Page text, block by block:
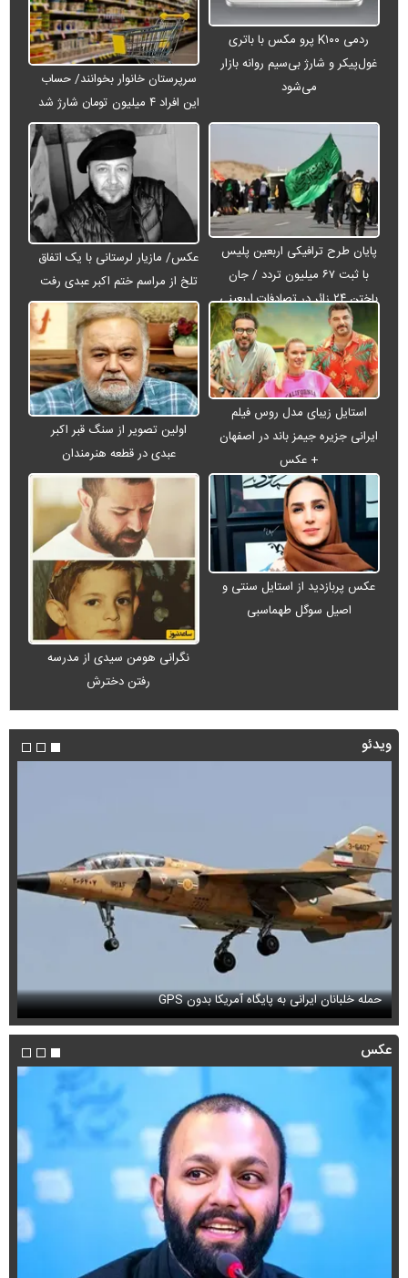
ردمی K۱۰۰ پرو مکس با باتری
غول‌پیکر و شارژ بی‌سیم روانه بازار
می‌شود
سرپرستان خانوار بخوانند/ حساب
این افراد ۴ میلیون تومان شارژ شد
پایان طرح ترافیکی اربعین پلیس
با ثبت ۶۷ میلیون تردد / جان
باختن ۲۴ زائر در تصادفات اربعینی
عکس/ مازیار لرستانی با یک اتفاق
تلخ از مراسم ختم اکبر عبدی رفت
استایل زیبای مدل روس فیلم
ایرانی جزیره جیمز باند در اصفهان
+ عکس
اولین تصویر از سنگ قبر اکبر
عبدی در قطعه هنرمندان
عکس پربازدید از استایل سنتی و
اصیل سوگل طهماسبی
نگرانی هومن سیدی از مدرسه
رفتن دخترش
ویدئو
حمله خلبانان ایرانی به پایگاه آمریکا بدون GPS
عکس